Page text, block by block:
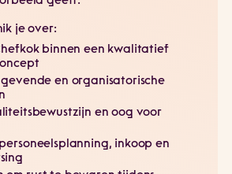
je over:
binnen een kwalitatief
en organisatorische
en oog voor
inkoop en